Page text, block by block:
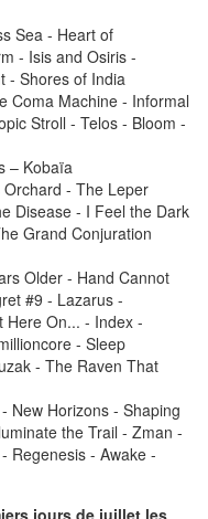
Sea - Heart of
- Isis and Osiris -
- Shores of India
Coma Machine - Informal
Stroll - Telos - Bloom -
– Kobaïa
- The Leper
Disease - I Feel the Dark
Grand Conjuration
Older - Hand Cannot
#9 - Lazarus -
Here On... - Index -
- Sleep
- The Raven That
New Horizons - Shaping
the Trail - Zman -
Regenesis - Awake -
jours de juillet les